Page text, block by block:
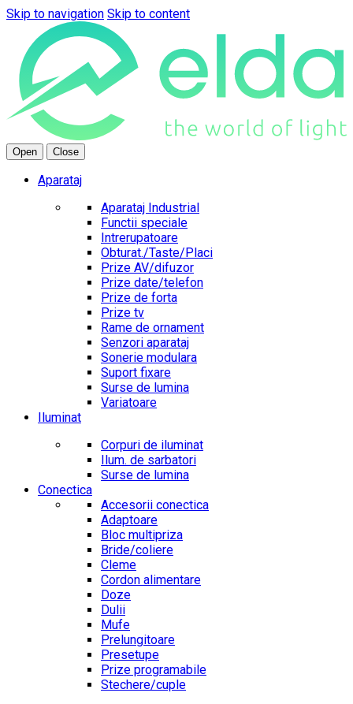
Skip to navigation Skip to content
Open Close
Aparataj
Aparataj Industrial
Functii speciale
Intrerupatoare
Obturat./Taste/Placi
Prize AV/difuzor
Prize date/telefon
Prize de forta
Prize tv
Rame de ornament
Senzori aparataj
Sonerie modulara
Suport fixare
Surse de lumina
Variatoare
Iluminat
Corpuri de iluminat
Ilum. de sarbatori
Surse de lumina
Conectica
Accesorii conectica
Adaptoare
Bloc multipriza
Bride/coliere
Cleme
Cordon alimentare
Doze
Dulii
Mufe
Prelungitoare
Presetupe
Prize programabile
Stechere/cuple